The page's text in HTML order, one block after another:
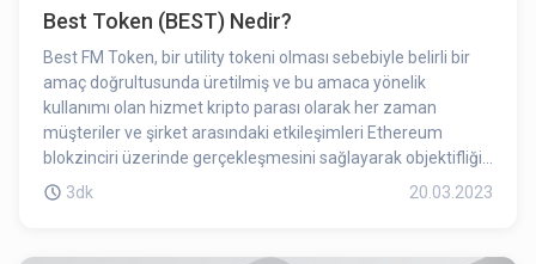
Best Token (BEST) Nedir?
Best FM Token, bir utility tokeni olması sebebiyle belirli bir
amaç doğrultusunda üretilmiş ve bu amaca yönelik
kullanımı olan hizmet kripto parası olarak her zaman
müşteriler ve şirket arasındaki etkileşimleri Ethereum
blokzinciri üzerinde gerçekleşmesini sağlayarak objektifliği
ve güvenirliliği sağlayacaktır. Bu kapsamda kullanıcılar,
Token, bu izahnamede de belirtildiği üzere projenin finansal
3dk 20.03.2023